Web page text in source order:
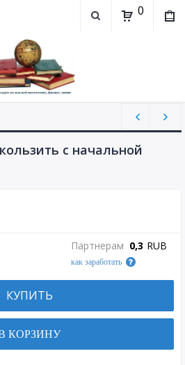
0
Doc+PDF) (8689)
с начальной
Партнерам 0,3 RUB
как заработать
КУПИТЬ
КОРЗИНУ